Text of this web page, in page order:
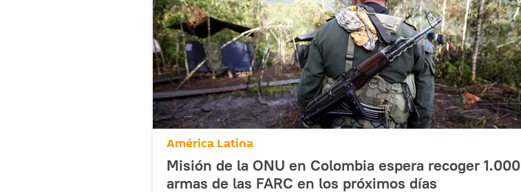
América Latina
Misión de la ONU en Colombia espera recoger 1.000
armas de las FARC en los próximos días